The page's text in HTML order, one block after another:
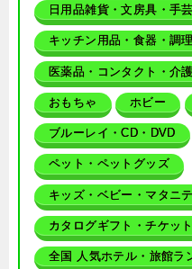
日用品雑貨・文房具・手芸
キッチン用品・食器・調
医薬品・コンタクト・介護
おもちゃ ホビー
ブルーレイ・CD・DVD
ペット・ペットグッズ
キッズ・ベビー・マタニ
カタログギフト・チケット
全国 人気ホテル・旅館ラ